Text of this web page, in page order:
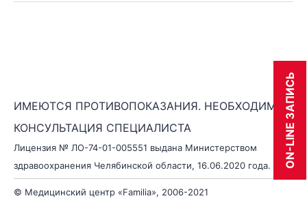
ИМЕЮТСЯ ПРОТИВОПОКАЗАНИЯ. НЕОБХОДИМА
КОНСУЛЬТАЦИЯ СПЕЦИАЛИСТА
Лицензия № ЛО-74-01-005551 выдана Министерством
здравоохранения Челябинской области, 16.06.2020 года.
© Медицинский центр «Familia», 2006-2021
ON-LINE ЗАПИСЬ